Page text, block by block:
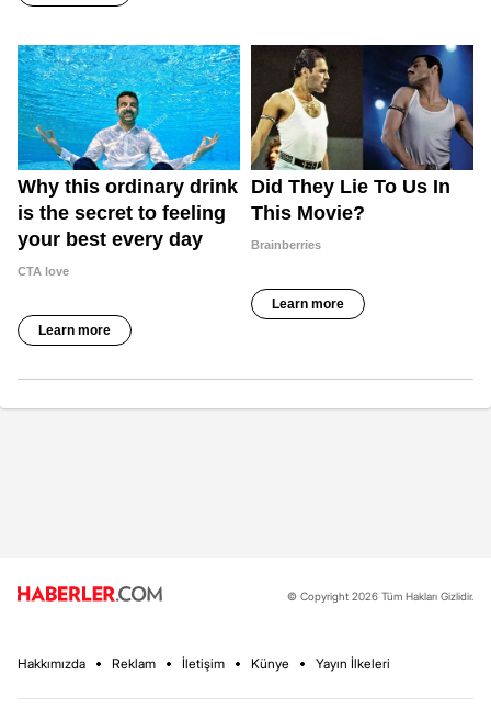
© Copyright 2026 Tüm Hakları Gizlidir.
Hakkımızda Reklam İletişim Künye Yayın İlkeleri